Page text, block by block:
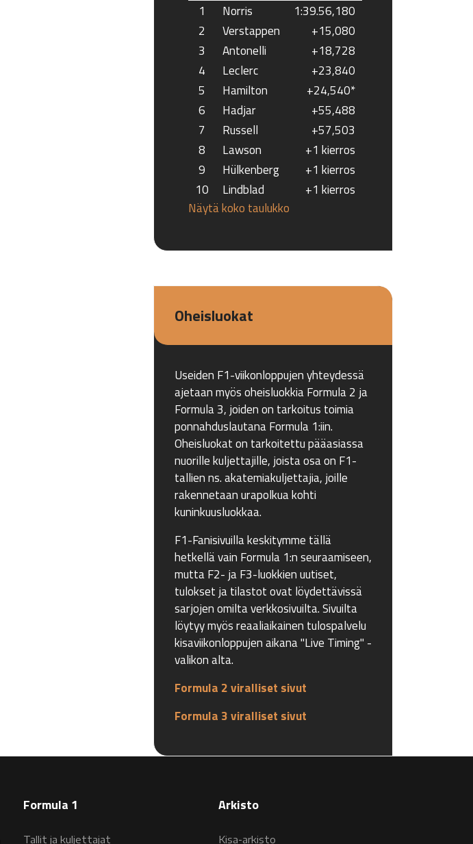
1
Norris
1:39.56,180
2
Verstappen
+15,080
3
Antonelli
+18,728
4
Leclerc
+23,840
5
Hamilton
+24,540*
6
Hadjar
+55,488
7
Russell
+57,503
8
Lawson
+1 kierros
9
Hülkenberg
+1 kierros
10
Lindblad
+1 kierros
Näytä koko taulukko
Oheisluokat
Useiden F1-viikonloppujen yhteydessä
ajetaan myös oheisluokkia Formula 2 ja
Formula 3, joiden on tarkoitus toimia
ponnahduslautana Formula 1:iin.
Oheisluokat on tarkoitettu pääasiassa
nuorille kuljettajille, joista osa on F1-
tallien ns. akatemiakuljettajia, joille
rakennetaan urapolkua kohti
kuninkuusluokkaa.
F1-Fanisivuilla keskitymme tällä
hetkellä vain Formula 1:n seuraamiseen,
mutta F2- ja F3-luokkien uutiset,
tulokset ja tilastot ovat löydettävissä
sarjojen omilta verkkosivuilta. Sivuilta
löytyy myös reaaliaikainen tulospalvelu
kisaviikonloppujen aikana "Live Timing" -
valikon alta.
Formula 2 viralliset sivut
Formula 3 viralliset sivut
Formula 1
Tallit ja kuljettajat
Arkisto
Kisa-arkisto